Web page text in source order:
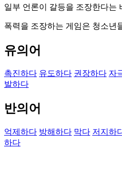
일부 언론이 갈등을 조장한다는
폭력을 조장하는 게임은 청소년
유의어
촉진하다 유도하다 권장하다 자
발하다
반의어
억제하다 방해하다 막다 저지하
하다